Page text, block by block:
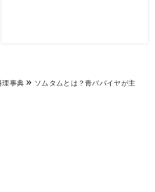
理事典 » ソムタムとは？青パパイヤが主